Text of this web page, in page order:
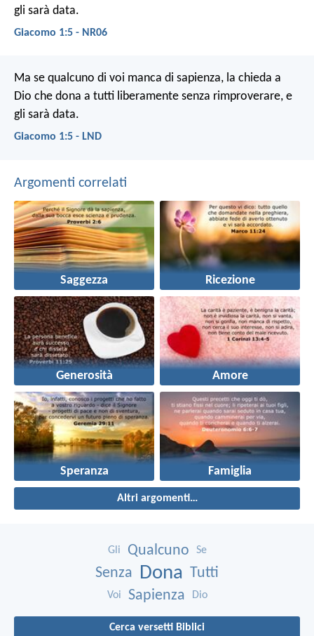
gli sarà data.
Giacomo 1:5 - NR06
Ma se qualcuno di voi manca di sapienza, la chieda a
Dio che dona a tutti liberamente senza rimproverare, e
gli sarà data.
Giacomo 1:5 - LND
Argomenti correlati
Saggezza Ricezione
Generosità Amore
Speranza Famiglia
Altri argomenti…
Gli Qualcuno Se
Senza Dona Tutti
Voi Sapienza Dio
Cerca versetti Biblici